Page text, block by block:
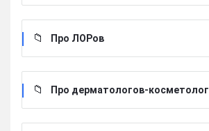
Про ЛОРов
Про дерматологов-